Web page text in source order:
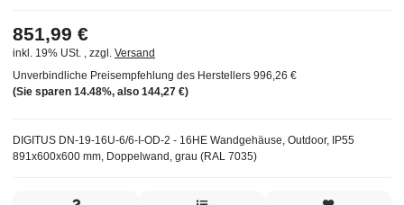
DIGITUS DN-19-16U-6/6-I-OD-2 - 16HE Wandgehäuse, Outdoor, IP55
891x600x600 mm, Doppelwand, grau (RAL 7035)
851,99 €
inkl. 19% USt. , zzgl. Versand
Unverbindliche Preisempfehlung des Herstellers 996,26 €
(Sie sparen 14.48%, also 144,27 €)